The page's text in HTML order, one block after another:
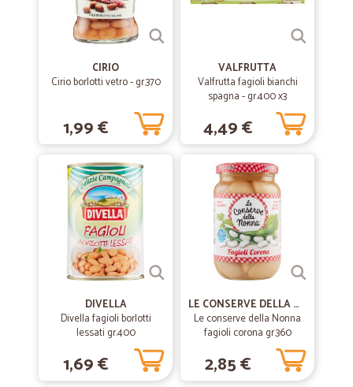
CIRIO
Cirio borlotti vetro - gr.370
1,99 €
VALFRUTTA
Valfrutta fagioli bianchi
spagna - gr.400 x3
4,49 €
DIVELLA
Divella fagioli borlotti
lessati gr.400
1,69 €
LE CONSERVE DELLA NONNA
Le conserve della Nonna
fagioli corona gr.360
2,85 €